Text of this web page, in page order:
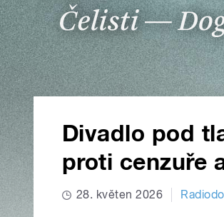
Divadlo pod
proti cenzuře
28. květen 2026